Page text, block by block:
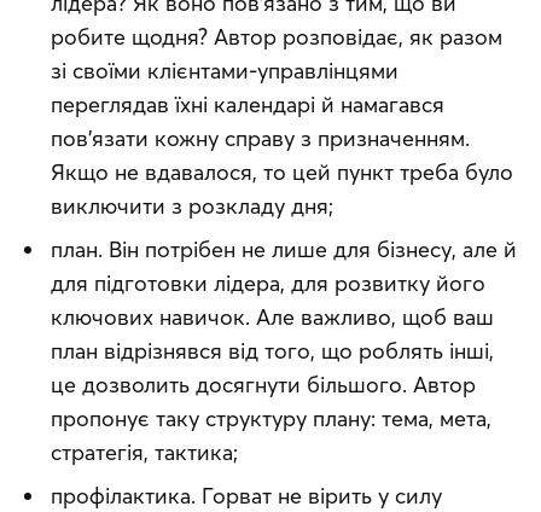
робите щодня? Автор розповідає, як разом
зі своїми клієнтами-управлінцями
переглядав їхні календарі й намагався
пов'язати кожну справу з призначенням.
Якщо не вдавалося, то цей пункт треба було
виключити з розкладу дня;
план. Він потрібен не лише для бізнесу, але й
для підготовки лідера, для розвитку його
ключових навичок. Але важливо, щоб ваш
план відрізнявся від того, що роблять інші,
це дозволить досягнути більшого. Автор
пропонує таку структуру плану: тема, мета,
стратегія, тактика;
профілактика. Горват не вірить у силу